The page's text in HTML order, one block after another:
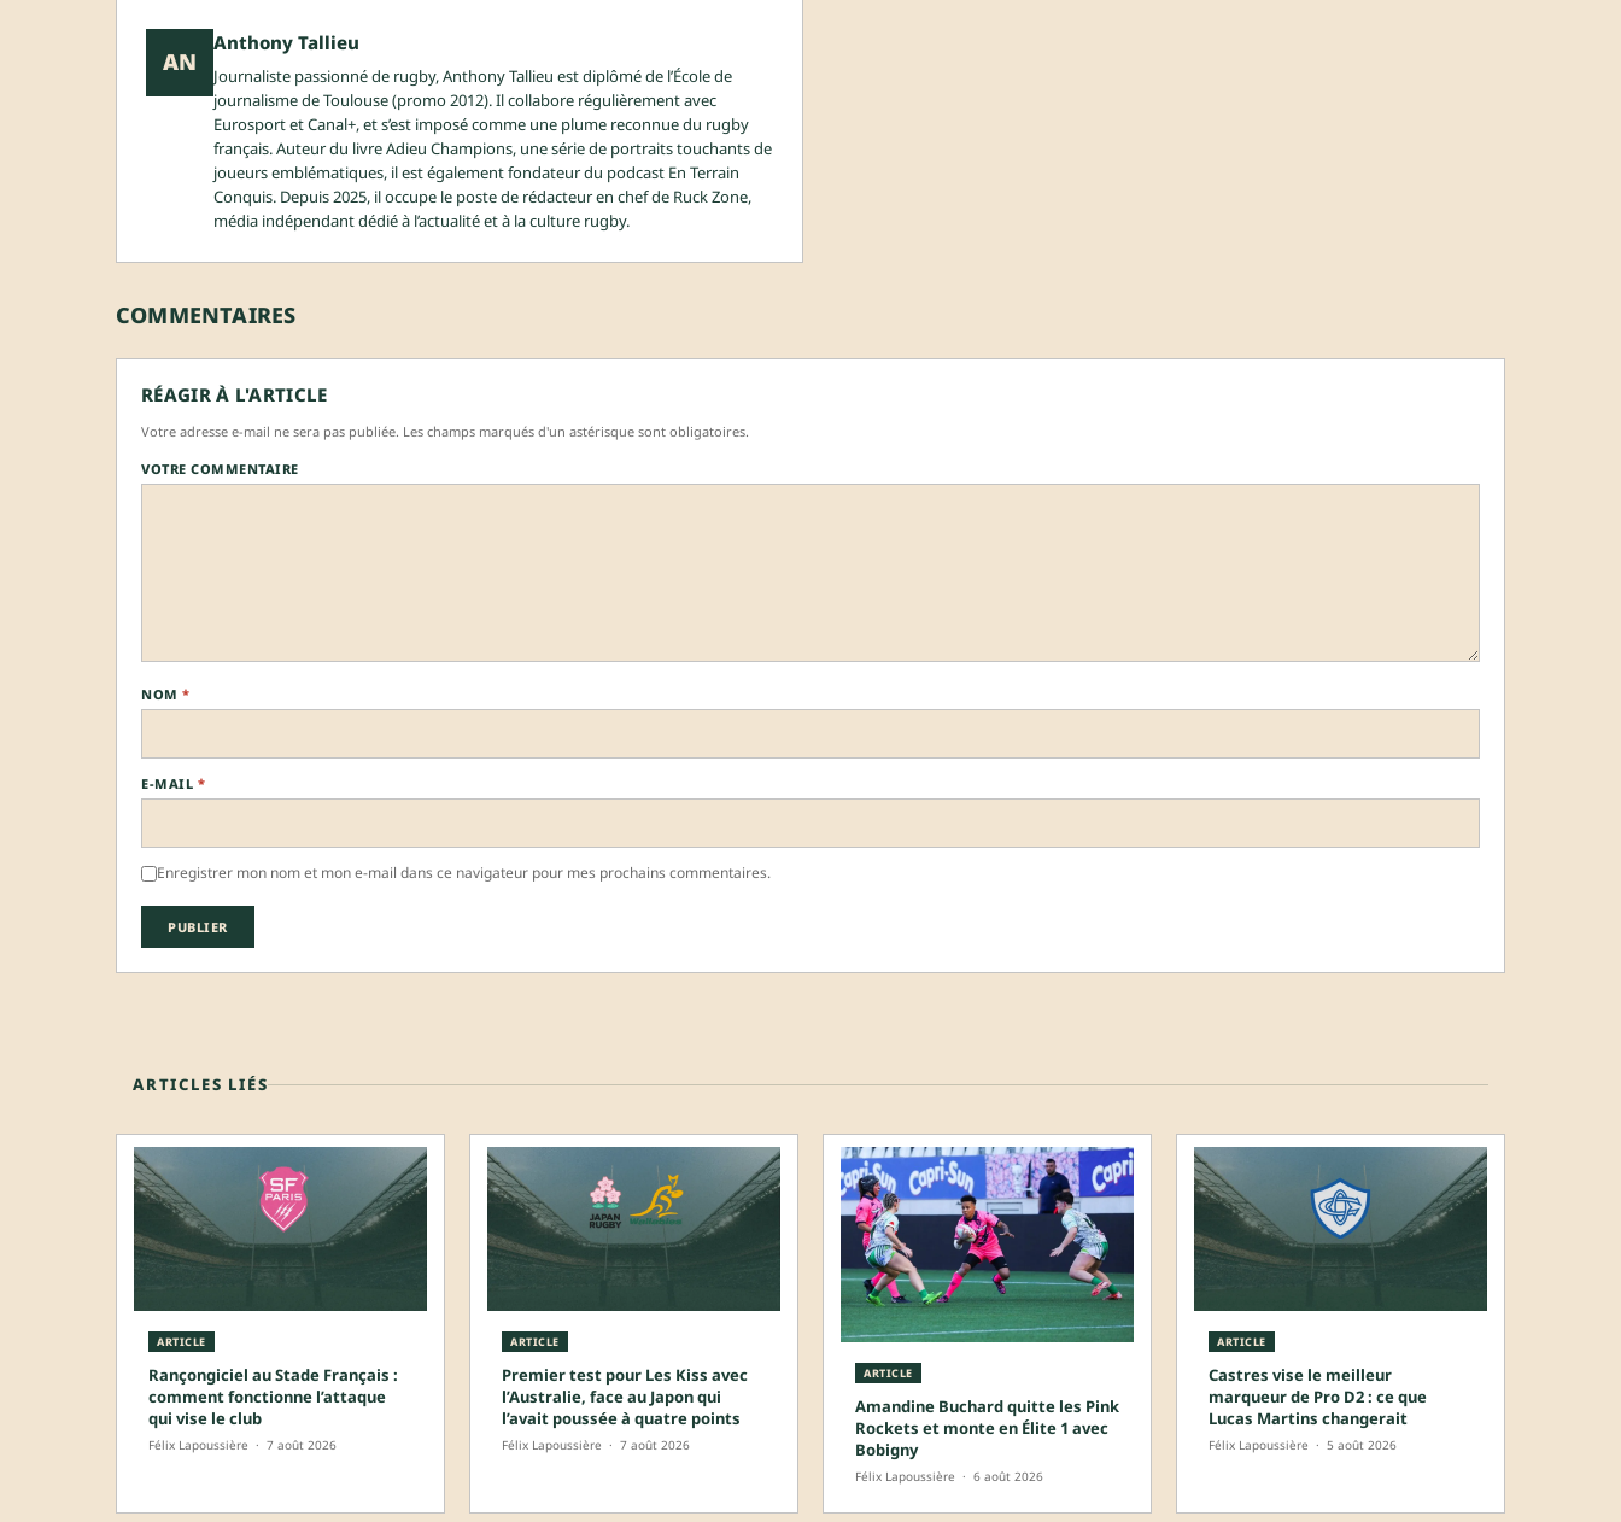
AN
Anthony Tallieu
Journaliste passionné de rugby, Anthony Tallieu est diplômé de l’École de
journalisme de Toulouse (promo 2012). Il collabore régulièrement avec
Eurosport et Canal+, et s’est imposé comme une plume reconnue du rugby
français. Auteur du livre Adieu Champions, une série de portraits touchants de
joueurs emblématiques, il est également fondateur du podcast En Terrain
Conquis. Depuis 2025, il occupe le poste de rédacteur en chef de Ruck Zone,
média indépendant dédié à l’actualité et à la culture rugby.
COMMENTAIRES
RÉAGIR À L'ARTICLE
Votre adresse e-mail ne sera pas publiée. Les champs marqués d'un astérisque sont obligatoires.
VOTRE COMMENTAIRE
NOM *
E-MAIL *
Enregistrer mon nom et mon e-mail dans ce navigateur pour mes prochains commentaires.
ARTICLES LIÉS
ARTICLE
Rançongiciel au Stade Français :
comment fonctionne l’attaque
qui vise le club
Félix Lapoussière · 7 août 2026
ARTICLE
Premier test pour Les Kiss avec
l’Australie, face au Japon qui
l’avait poussée à quatre points
Félix Lapoussière · 7 août 2026
ARTICLE
Amandine Buchard quitte les Pink
Rockets et monte en Élite 1 avec
Bobigny
Félix Lapoussière · 6 août 2026
ARTICLE
Castres vise le meilleur
marqueur de Pro D2 : ce que
Lucas Martins changerait
Félix Lapoussière · 5 août 2026